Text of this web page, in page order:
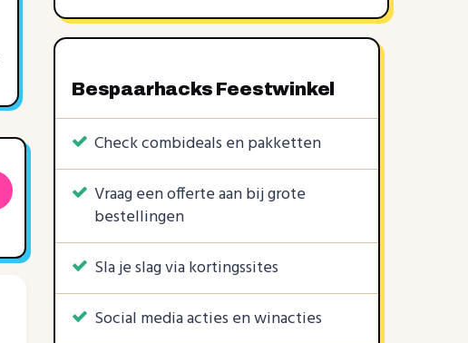
5% 4%|3%|2%
Bespaarhacks Feestwinkel
Check combideals en pakketten
Vraag een offerte aan bij grote
bestellingen
Sla je slag via kortingssites
Social media acties en winacties